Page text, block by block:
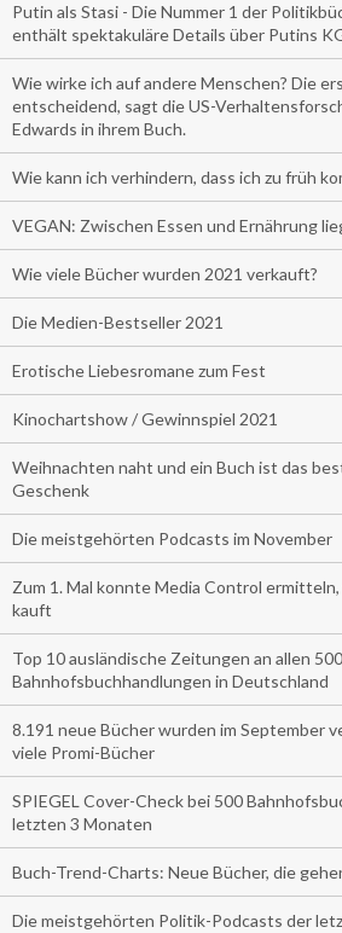
Putin als Stasi - Die Nummer 1 der
enthält spektakuläre Details über Putins
Wie wirke ich auf andere Menschen? Die
entscheidend, sagt die US-
Edwards in ihrem Buch.
Wie kann ich verhindern, dass ich zu früh
VEGAN: Zwischen Essen und Ernährung
Wie viele Bücher wurden 2021 verkauft?
Die Medien-Bestseller 2021
Erotische Liebesromane zum Fest
Kinochartshow / Gewinnspiel 2021
Weihnachten naht und ein Buch ist das
Geschenk
Die meistgehörten Podcasts im November
Zum 1. Mal konnte Media Control
kauft
Top 10 ausländische Zeitungen an allen 500
Bahnhofsbuchhandlungen in Deutschland
8.191 neue Bücher wurden im September
viele Promi-Bücher
SPIEGEL Cover-Check bei 500
letzten 3 Monaten
Buch-Trend-Charts: Neue Bücher, die
Die meistgehörten Politik-Podcasts der